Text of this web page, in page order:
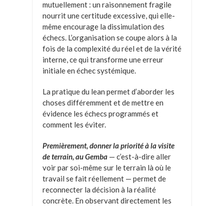
mutuellement : un raisonnement fragile
nourrit une certitude excessive, qui elle-
même encourage la dissimulation des
échecs. L’organisation se coupe alors à la
fois de la complexité du réel et de la vérité
interne, ce qui transforme une erreur
initiale en échec systémique.
La pratique du lean permet d’aborder les
choses différemment et de mettre en
évidence les échecs programmés et
comment les éviter.
Premièrement, donner la priorité à la visite
de terrain, au Gemba — c’est-à-dire aller
voir par soi-même sur le terrain là où le
travail se fait réellement — permet de
reconnecter la décision à la réalité
concrète. En observant directement les